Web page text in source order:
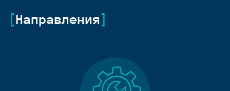
Направления